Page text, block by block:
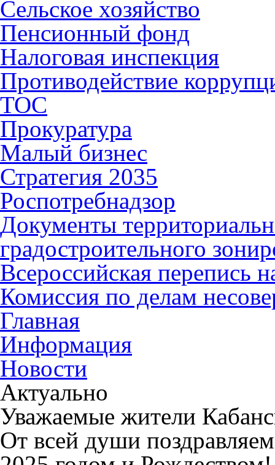
Сельское хозяйство
Пенсионный фонд
Налоговая инспекция
Противодействие
ТОС
Прокуратура
Малый бизнес
Стратегия 2035
Роспотребнадзор
Документы
градостроительного
Всероссийская перепись
Комиссия по делам
Главная
Информация
Новости
Актуально
Уважаемые жители
От всей души